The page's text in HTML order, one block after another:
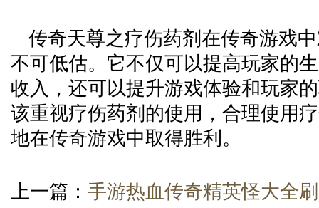
传奇天尊之疗伤药剂在传奇游戏
不可低估。它不仅可以提高玩家的
收入，还可以提升游戏体验和玩家
该重视疗伤药剂的使用，合理使用
地在传奇游戏中取得胜利。
上一篇： 手游热血传奇精英怪大全